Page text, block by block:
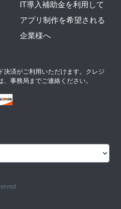
IT導入補助金を利用して
アプリ制作を希望される
企業様へ
決済がご利用いただけます。クレジ
事務局までご連絡ください。